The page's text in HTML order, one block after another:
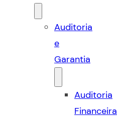
Auditoria
e
Garantia
Auditoria
Financeira